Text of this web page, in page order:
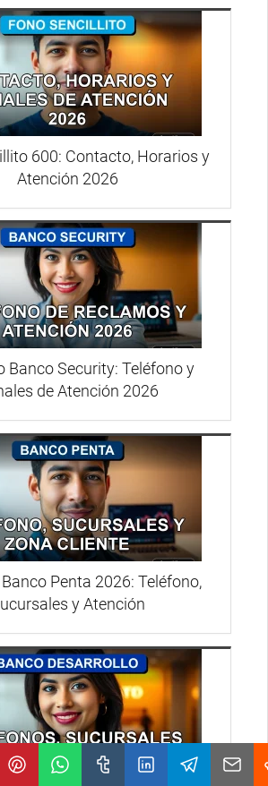
600: Contacto, Horarios y
Atención 2026
Banco Security: Teléfono y
de Atención 2026
Penta 2026: Teléfono,
y Atención